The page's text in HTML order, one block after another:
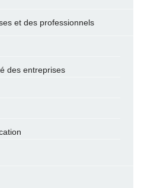
et des professionnels
des entreprises